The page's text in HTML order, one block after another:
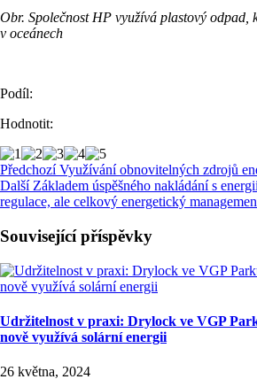
Obr. Společnost HP využívá plastový odpad,
v oceánech
Podíl:
Hodnotit:
Předchozí Využívání obnovitelných zdrojů
Další Základem úspěšného nakládání s
regulace, ale celkový energetický
Související příspěvky
Udržitelnost v praxi: Drylock ve VGP
nově využívá solární energii
26 května, 2024